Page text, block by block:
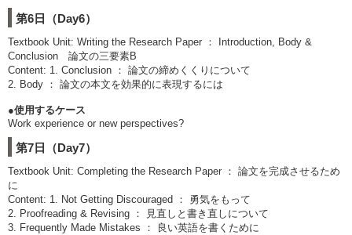
第6日（Day6）
Textbook Unit: Writing the Research Paper ： Introduction, Body &
Conclusion 論文の三要素B
Content: 1. Conclusion ： 論文の締めくくりについて
2. Body ： 論文の本文を効果的に表現するには
●使用するケース
Work experience or new perspectives?
第7日（Day7）
Textbook Unit: Completing the Research Paper ： 論文を完成させるため
に
Content: 1. Not Getting Discouraged ： 勇気をもって
2. Proofreading & Revising ： 見直しと書き直しについて
3. Frequently Made Mistakes ： 良い英語を書くために